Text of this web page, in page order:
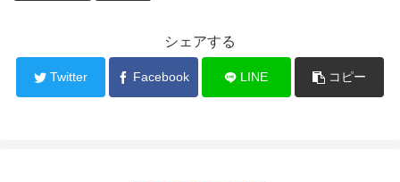
シェアする
Twitter Facebook LINE コピー